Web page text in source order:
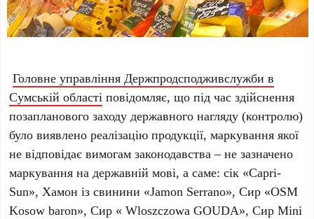
Головне управління Держпродсподживслужби в
Сумській області повідомляє, що під час здійснення
позапланового заходу державного нагляду (контролю)
було виявлено реалізацію продукції, маркування якої
не відповідає вимогам законодавства – не зазначено
маркування на державній мові, а саме: сік «Capri-
Sun», Хамон із свинини «Jamon Serrano», Сир «OSM
Kosow baron», Сир « Wloszczowa GOUDA», Сир Mini